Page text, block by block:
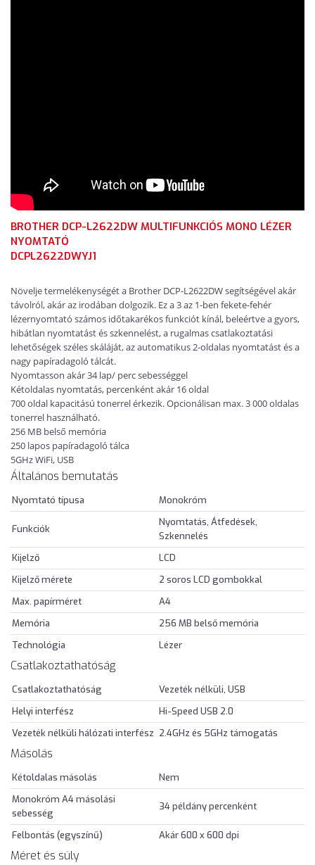
BROTHER DCP-L2622DW MULTIFUNKCIÓS MONO LÉZER
NYOMTATÓ
DCPL2622DWYJ1
Növelje termelékenységét a Brother DCP-L2622DW segítségével akár
távolról, akár az irodában dolgozik. Ez a 3 az 1-ben fekete-fehér
lézernyomtató számos időtakarékos funkciót kínál, beleértve a gyors,
hibátlan nyomtatást és szkennelést, a rugalmas csatlakoztatási
lehetőségek széles skáláját, az automatikus 2-oldalas nyomtatást és a
nagy papíradagoló tálcát.
Nyomtasson akár 34 lap/ perc sebességgel
Kétoldalas nyomtatás, percenként akár 16 oldal
700 oldal kapacitású tonerrel érkezik. Opcionálisan max. 3 000 oldalas
tonerrel használható.
256 MB belső memória
250 lapos papíradagoló tálca
5GHz WiFi, USB
Általános bemutatás
Nyomtató típusa Monokróm
Funkciók
Nyomtatás, Átfedések,
Szkennelés
Kijelző
LCD
Kijelző mérete
2 soros LCD gombokkal
Max. papírméret
A4
Memória
256 MB belső memória
Technológia
Lézer
Csatlakoztathatóság
Csatlakoztathatóság
Vezeték nélküli, USB
Helyi interfész
Hi-Speed USB 2.0
Vezeték nélküli hálózati interfész 2.4GHz és 5GHz támogatás
Másolás
Kétoldalas másolás
Nem
Monokróm A4 másolási
sebesség
34 példány percenként
Felbontás (egyszínű) Akár 600 x 600 dpi
Méret és súly